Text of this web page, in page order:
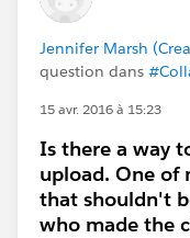
Jennifer Marsh
question dans
15 avr. 2016 à 15:23
Is there a way
upload. One of
that shouldn't
who made the